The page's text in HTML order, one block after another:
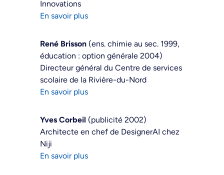
Innovations
En savoir plus
René Brisson (ens. chimie au sec. 1999,
éducation : option générale 2004)
Directeur général du Centre de services
scolaire de la Rivière-du-Nord
En savoir plus
Yves Corbeil (publicité 2002)
Architecte en chef de DesignerAI chez
Niji
En savoir plus